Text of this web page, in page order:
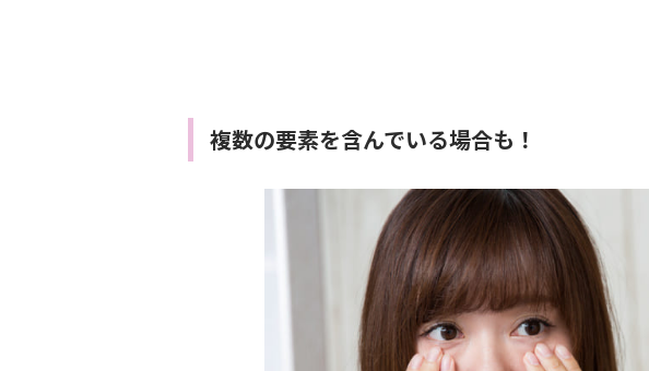
複数の要素を含んでいる場合も！